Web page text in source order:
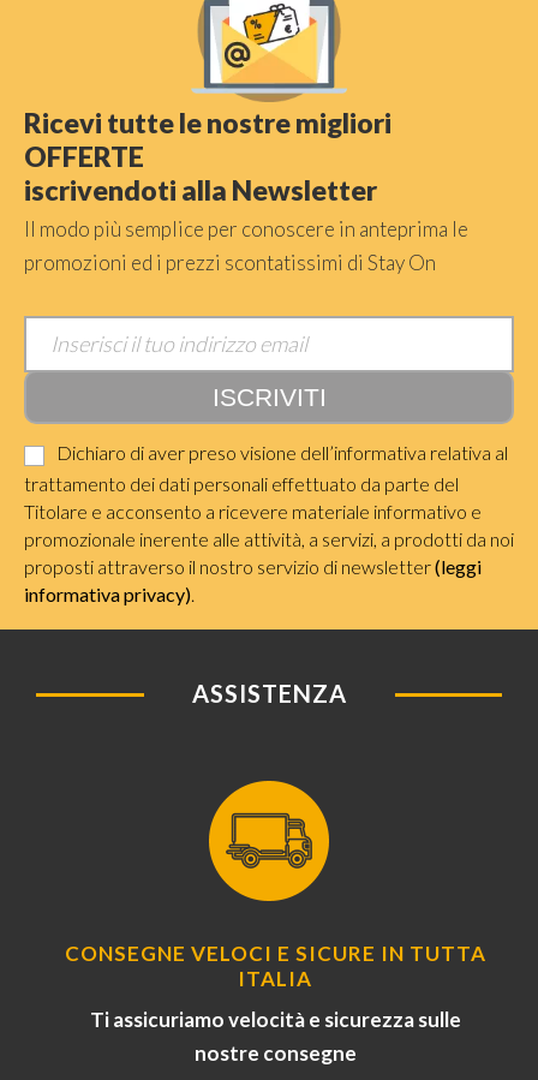
Ricevi tutte le nostre migliori
OFFERTE
iscrivendoti alla Newsletter
Il modo più semplice per conoscere in anteprima le
promozioni ed i prezzi scontatissimi di Stay On
Dichiaro di aver preso visione dell’informativa relativa al
trattamento dei dati personali effettuato da parte del
Titolare e acconsento a ricevere materiale informativo e
promozionale inerente alle attività, a servizi, a prodotti da noi
proposti attraverso il nostro servizio di newsletter(leggi
informativa privacy).
ASSISTENZA
CONSEGNE VELOCI E SICURE IN TUTTA
ITALIA
Ti assicuriamo velocità e sicurezza sulle
nostre consegne